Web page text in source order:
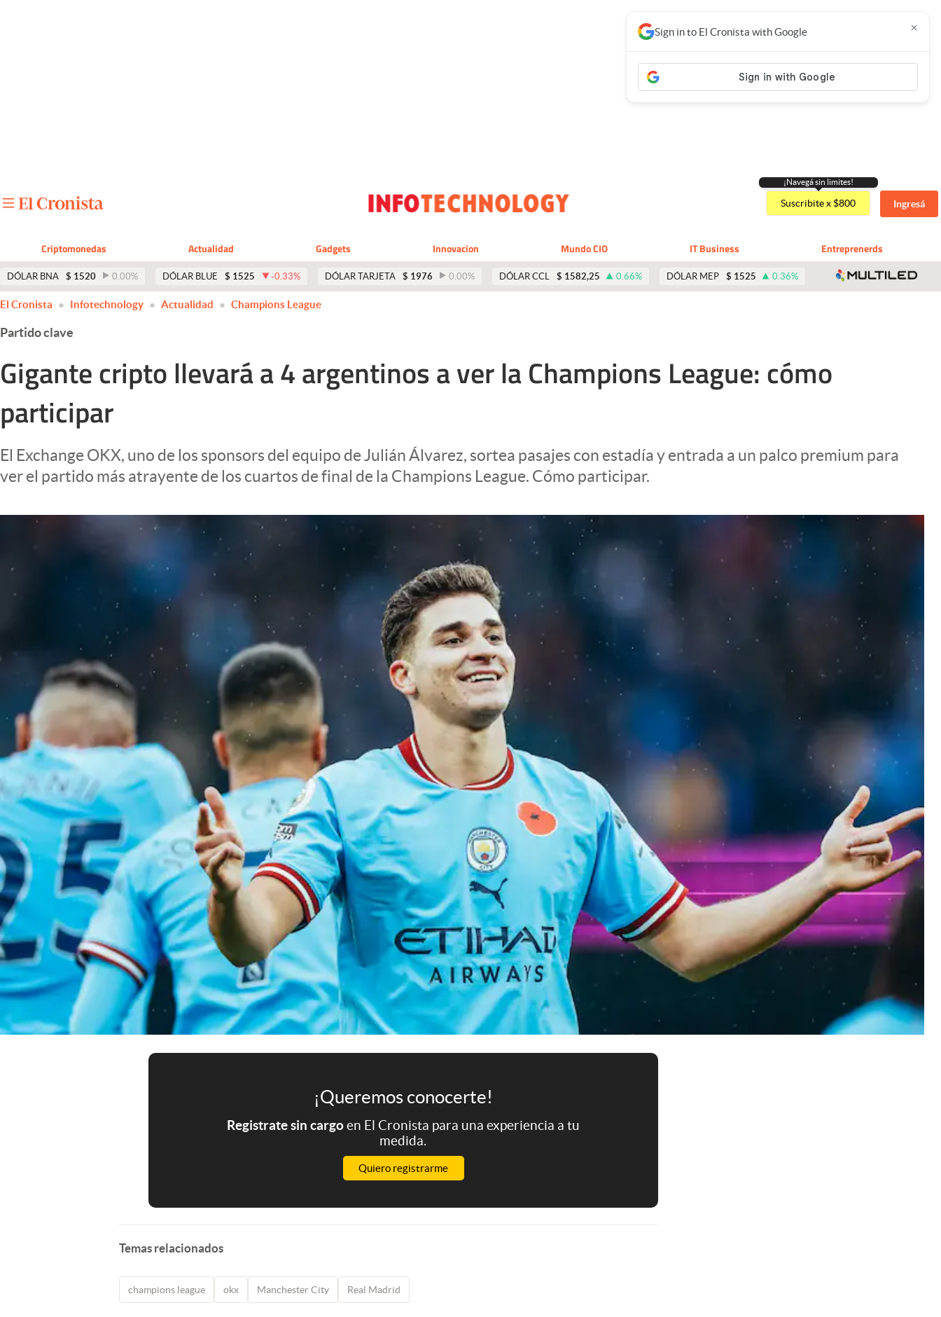
Apertura
Clima
Mundial 2026
Eventos Corporativos
El Cronista Studio
Mediakit
¡Navegá sin limites!
Suscribite x $800 Ingresá
Criptomonedas Actualidad Gadgets Innovacion Mundo CIO IT Business Entreprenerds
DÓLAR BNA $ 1520 0.00% DÓLAR BLUE $ 1525 -0.33% DÓLAR TARJETA $ 1976 0.00% DÓLAR CCL $ 1582,25 0.66% DÓLAR MEP $ 1525 0.36%
Sign in to El Cronista with Google ×
El Cronista Infotechnology Actualidad Champions League
Partido clave
Gigante cripto llevará a 4 argentinos a ver la Champions League: cómo
participar
El Exchange OKX, uno de los sponsors del equipo de Julián Álvarez, sortea pasajes con estadía y entrada a un palco premium para
ver el partido más atrayente de los cuartos de final de la Champions League. Cómo participar.
¡Queremos conocerte!
Registrate sin cargoen El Cronista para una experiencia a tu
medida.
Quiero registrarme
Temas relacionados
champions league okx Manchester City Real Madrid